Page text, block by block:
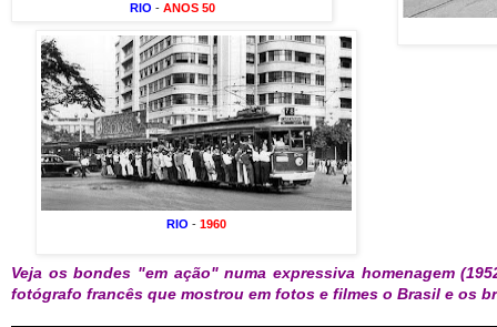
RIO - ANOS 50
RIO -1960
Veja os bondes "em ação" numa expressiva homenagem
fotógrafo francês que mostrou em fotos e filmes o Brasil e os